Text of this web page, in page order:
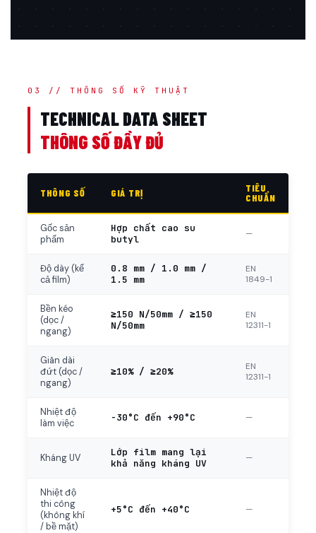
03 // THÔNG SỐ KỸ THUẬT
TECHNICAL DATA SHEET
THÔNG SỐ ĐẦY ĐỦ
THÔNG SỐ GIÁ TRỊ
TIÊU
CHUẨN
Gốc sản
phẩm
Hợp chất cao su
butyl
—
Độ dày (kể
cả film)
0.8 mm / 1.0 mm /
1.5 mm
EN
1849-1
Bền kéo
(dọc /
ngang)
≥150 N/50mm / ≥150
N/50mm
EN
12311-1
Giãn dài
đứt (dọc /
ngang)
≥10% / ≥20%
EN
12311-1
Nhiệt độ
làm việc
-30°C đến +90°C —
Kháng UV
Lớp film mang lại
khả năng kháng UV
—
Nhiệt độ
thi công
(không khí
/ bề mặt)
+5°C đến +40°C —